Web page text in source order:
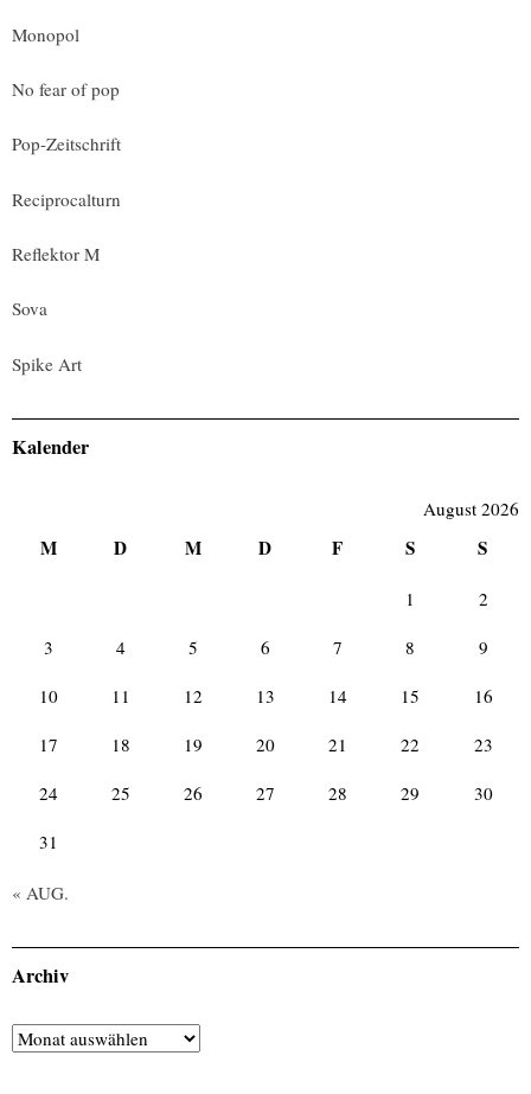
Monopol
No fear of pop
Pop-Zeitschrift
Reciprocalturn
Reflektor M
Sova
Spike Art
Kalender
August 2026
M D M D F S S
« AUG.
1 2
3 4 5 6 7 8 9
10 11 12 13 14 15 16
17 18 19 20 21 22 23
24 25 26 27 28 29 30
31
Archiv
Archiv